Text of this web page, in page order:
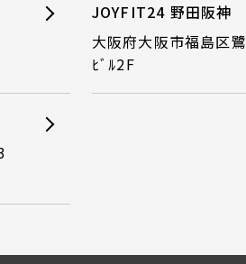
JOYFIT24 野田阪神
大阪府大阪市福島区
ﾋﾞﾙ2F